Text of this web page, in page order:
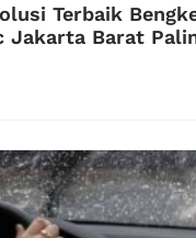
Terbaik
Jakarta Barat